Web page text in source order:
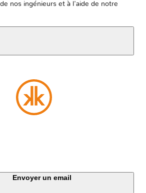
nos ingénieurs et à l'aide de notre
Envoyer un email